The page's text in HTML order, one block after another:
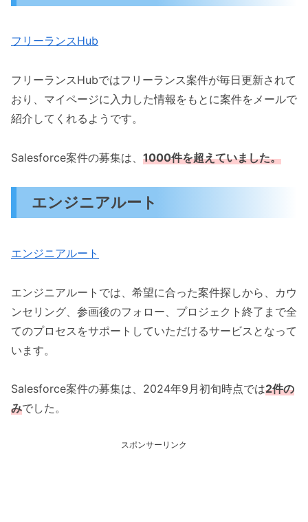
フリーランスHub
フリーランスHubではフリーランス案件が毎日更新されて
おり、マイページに入力した情報をもとに案件をメールで
紹介してくれるようです。
Salesforce案件の募集は、 1000件を超えていました。
エンジニアルート
エンジニアルート
エンジニアルートでは、希望に合った案件探しから、カウ
ンセリング、参画後のフォロー、プロジェクト終了まで全
てのプロセスをサポートしていただけるサービスとなって
います。
Salesforce案件の募集は、2024年9月初旬時点では2件の
みでした。
スポンサーリンク